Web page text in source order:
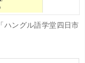
ハングル語学堂四日市